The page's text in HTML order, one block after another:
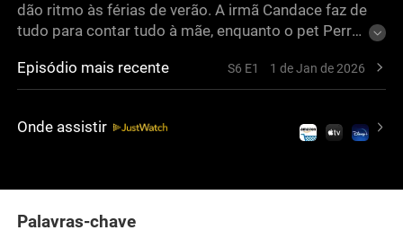
dão ritmo às férias de verão. A irmã Candace faz de
tudo para contar tudo à mãe, enquanto o pet Perry
planos exagerados do Dr. Heinz Doofenshmirtz
sem que os irmãos percebam.
Episódio mais recente S6 E1 1 de Jan de 2026
Onde assistir
Palavras-chave